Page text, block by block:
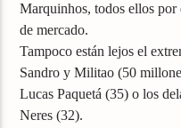
Marquinhos, todos ellos por
de mercado.
Tampoco están lejos el
Sandro y Militao (50
Lucas Paquetá (35) o los
Neres (32).